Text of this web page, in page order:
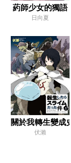
第七章 朱拉森
終章 安歇之所
後記
插圖
序章 魔王會談
第一章 國民
第二章 魔王來襲
葯師少女的獨語
日向夏
關於我轉生變成
伏瀨